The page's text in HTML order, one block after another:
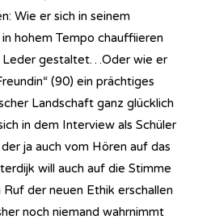
Wie er sich in seinem
hohem Tempo chauffiieren
Leder gestaltet…Oder wie er
(90) ein prächtiges
Landschaft ganz glücklich
in dem Interview als Schüler
ja auch vom Hören auf das
will auch auf die Stimme
der neuen Ethik erschallen
noch niemand wahrnimmt